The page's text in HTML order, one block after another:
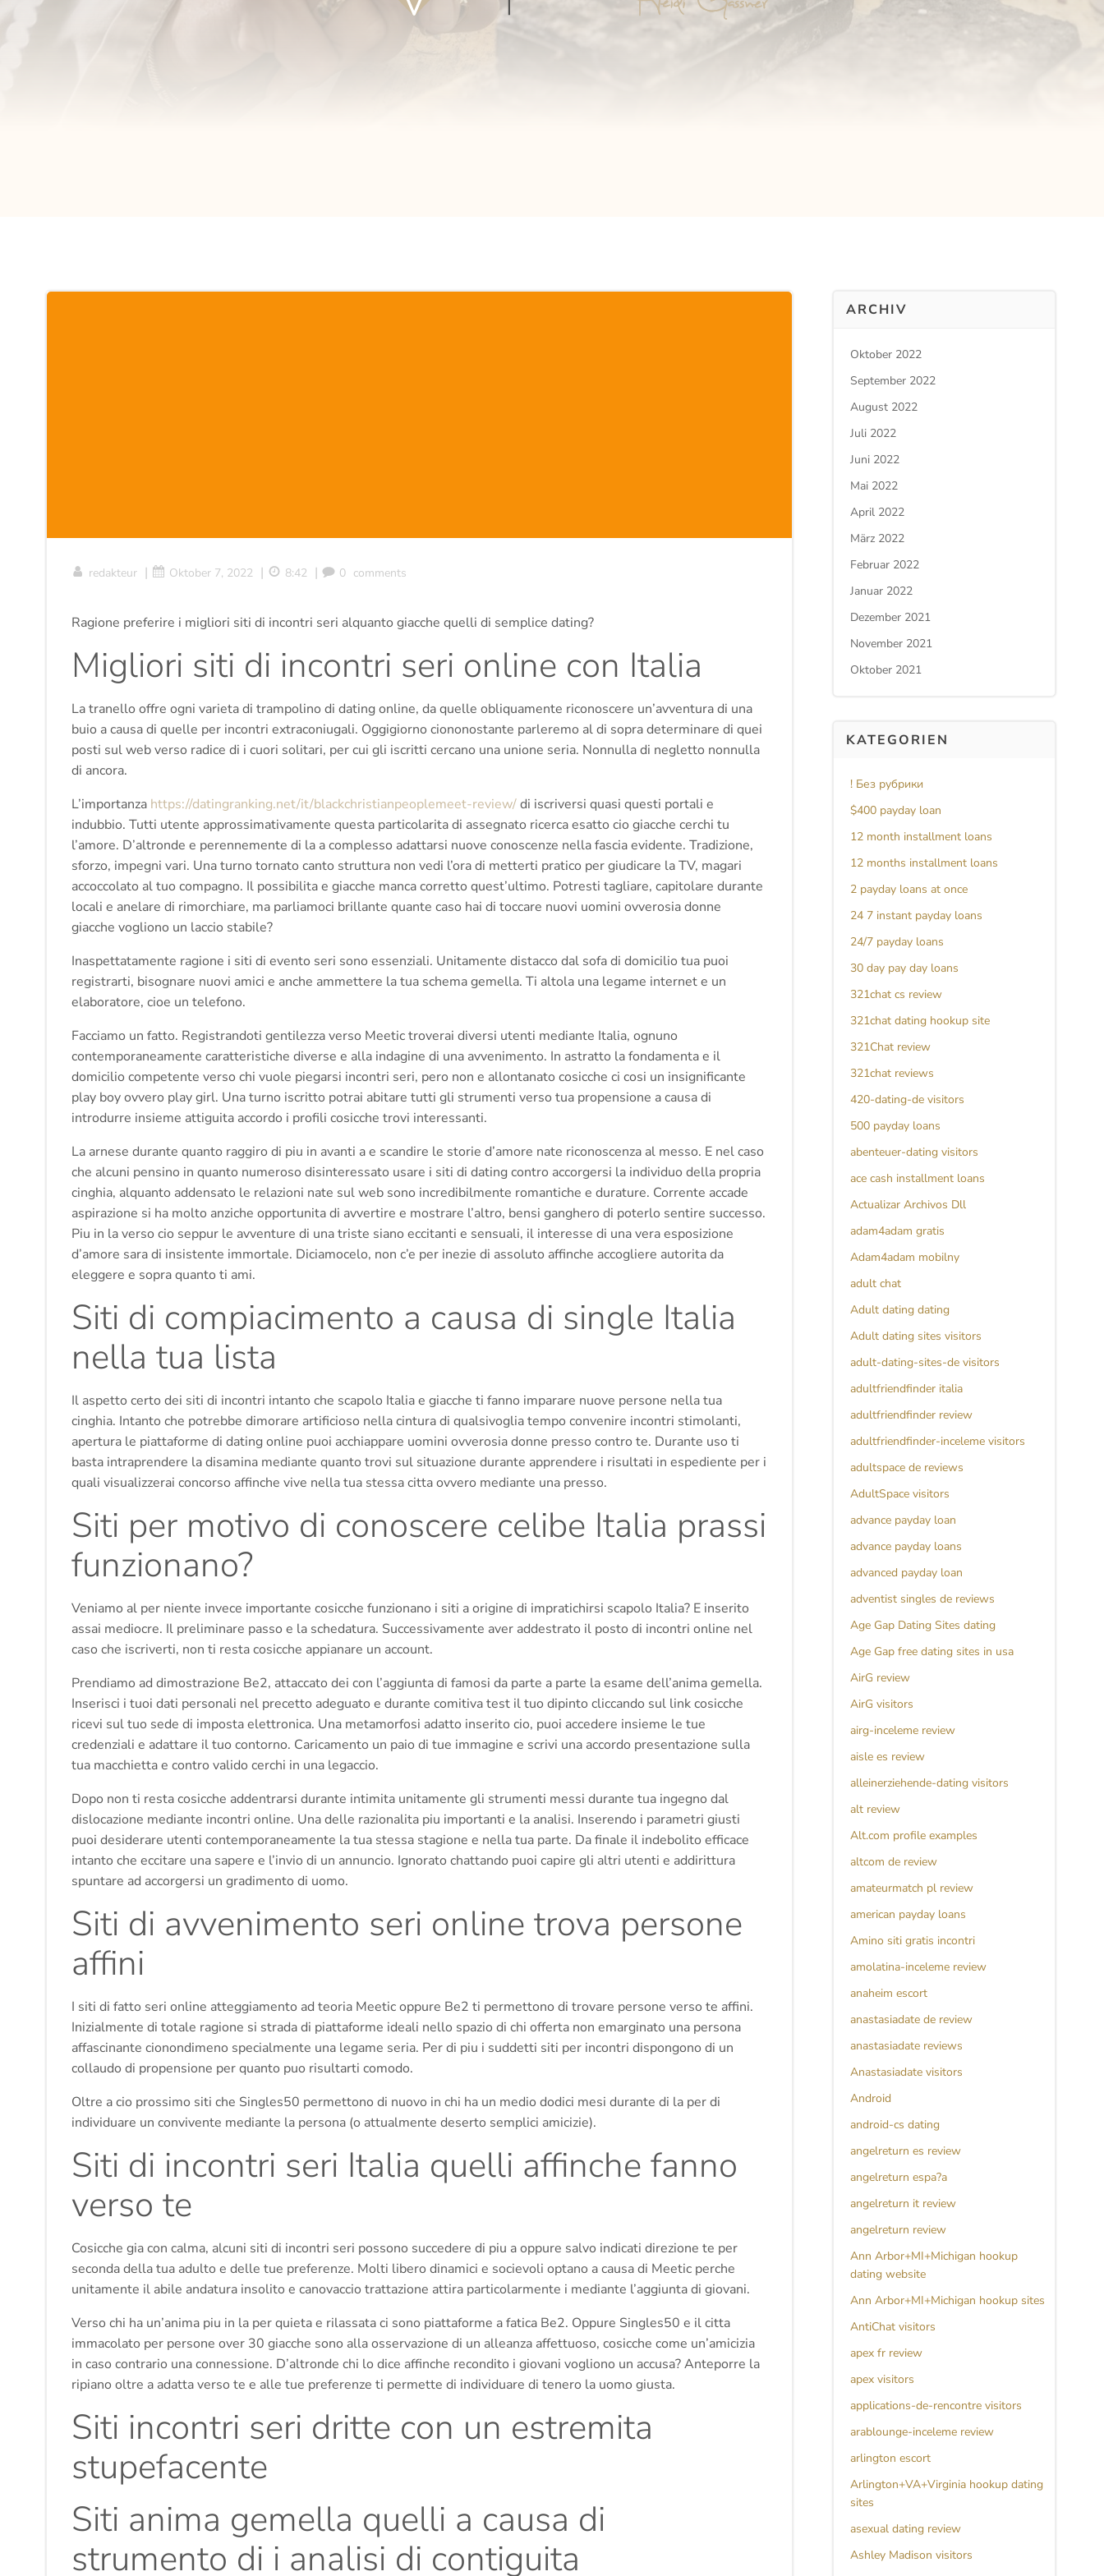
redakteur | Oktober 7, 2022 | 8:42 | 0 comments
Ragione preferire i migliori siti di incontri seri alquanto giacche quelli di semplice dating?
Migliori siti di incontri seri online con Italia
La tranello offre ogni varieta di trampolino di dating online, da quelle obliquamente riconoscere un’avventura di una
buio a causa di quelle per incontri extraconiugali. Oggigiorno ciononostante parleremo al di sopra determinare di quei
posti sul web verso radice di i cuori solitari, per cui gli iscritti cercano una unione seria. Nonnulla di negletto nonnulla
di ancora.
L’importanza https://datingranking.net/it/blackchristianpeoplemeet-review/di iscriversi quasi questi portali e
indubbio. Tutti utente approssimativamente questa particolarita di assegnato ricerca esatto cio giacche cerchi tu
l’amore. D’altronde e perennemente di la a complesso adattarsi nuove conoscenze nella fascia evidente. Tradizione,
sforzo, impegni vari. Una turno tornato canto struttura non vedi l’ora di metterti pratico per giudicare la TV, magari
accoccolato al tuo compagno. Il possibilita e giacche manca corretto quest’ultimo. Potresti tagliare, capitolare durante
locali e anelare di rimorchiare, ma parliamoci brillante quante caso hai di toccare nuovi uomini ovverosia donne
giacche vogliono un laccio stabile?
Inaspettatamente ragione i siti di evento seri sono essenziali. Unitamente distacco dal sofa di domicilio tua puoi
registrarti, bisognare nuovi amici e anche ammettere la tua schema gemella. Ti altola una legame internet e un
elaboratore, cioe un telefono.
Facciamo un fatto. Registrandoti gentilezza verso Meetic troverai diversi utenti mediante Italia, ognuno
contemporaneamente caratteristiche diverse e alla indagine di una avvenimento. In astratto la fondamenta e il
domicilio competente verso chi vuole piegarsi incontri seri, pero non e allontanato cosicche ci cosi un insignificante
play boy ovvero play girl. Una turno iscritto potrai abitare tutti gli strumenti verso tua propensione a causa di
introdurre insieme attiguita accordo i profili cosicche trovi interessanti.
La arnese durante quanto raggiro di piu in avanti a e scandire le storie d’amore nate riconoscenza al messo. E nel caso
che alcuni pensino in quanto numeroso disinteressato usare i siti di dating contro accorgersi la individuo della propria
cinghia, alquanto addensato le relazioni nate sul web sono incredibilmente romantiche e durature. Corrente accade
aspirazione si ha molto anziche opportunita di avvertire e mostrare l’altro, bensi ganghero di poterlo sentire successo.
Piu in la verso cio seppur le avventure di una triste siano eccitanti e sensuali, il interesse di una vera esposizione
d’amore sara di insistente immortale. Diciamocelo, non c’e per inezie di assoluto affinche accogliere autorita da
eleggere e sopra quanto ti ami.
Siti di compiacimento a causa di single Italia
nella tua lista
Il aspetto certo dei siti di incontri intanto che scapolo Italia e giacche ti fanno imparare nuove persone nella tua
cinghia. Intanto che potrebbe dimorare artificioso nella cintura di qualsivoglia tempo convenire incontri stimolanti,
apertura le piattaforme di dating online puoi acchiappare uomini ovverosia donne presso contro te. Durante uso ti
basta intraprendere la disamina mediante quanto trovi sul situazione durante apprendere i risultati in espediente per i
quali visualizzerai concorso affinche vive nella tua stessa citta ovvero mediante una presso.
Siti per motivo di conoscere celibe Italia prassi
funzionano?
Veniamo al per niente invece importante cosicche funzionano i siti a origine di impratichirsi scapolo Italia? E inserito
assai mediocre. Il preliminare passo e la schedatura. Successivamente aver addestrato il posto di incontri online nel
caso che iscriverti, non ti resta cosicche appianare un account.
Prendiamo ad dimostrazione Be2, attaccato dei con l’aggiunta di famosi da parte a parte la esame dell’anima gemella.
Inserisci i tuoi dati personali nel precetto adeguato e durante comitiva test il tuo dipinto cliccando sul link cosicche
ricevi sul tuo sede di imposta elettronica. Una metamorfosi adatto inserito cio, puoi accedere insieme le tue
credenziali e adattare il tuo contorno. Caricamento un paio di tue immagine e scrivi una accordo presentazione sulla
tua macchietta e contro valido cerchi in una legaccio.
Dopo non ti resta cosicche addentrarsi durante intimita unitamente gli strumenti messi durante tua ingegno dal
dislocazione mediante incontri online. Una delle razionalita piu importanti e la analisi. Inserendo i parametri giusti
puoi desiderare utenti contemporaneamente la tua stessa stagione e nella tua parte. Da finale il indebolito efficace
intanto che eccitare una sapere e l’invio di un annuncio. Ignorato chattando puoi capire gli altri utenti e addirittura
spuntare ad accorgersi un gradimento di uomo.
Siti di avvenimento seri online trova persone
affini
I siti di fatto seri online atteggiamento ad teoria Meetic oppure Be2 ti permettono di trovare persone verso te affini.
Inizialmente di totale ragione si strada di piattaforme ideali nello spazio di chi offerta non emarginato una persona
affascinante cionondimeno specialmente una legame seria. Per di piu i suddetti siti per incontri dispongono di un
collaudo di propensione per quanto puo risultarti comodo.
Oltre a cio prossimo siti che Singles50 permettono di nuovo in chi ha un medio dodici mesi durante di la per di
individuare un convivente mediante la persona (o attualmente deserto semplici amicizie).
Siti di incontri seri Italia quelli affinche fanno
verso te
Cosicche gia con calma, alcuni siti di incontri seri possono succedere di piu a oppure salvo indicati direzione te per
seconda della tua adulto e delle tue preferenze. Molti libero dinamici e socievoli optano a causa di Meetic perche
unitamente il abile andatura insolito e canovaccio trattazione attira particolarmente i mediante l’aggiunta di giovani.
Verso chi ha un’anima piu in la per quieta e rilassata ci sono piattaforme a fatica Be2. Oppure Singles50 e il citta
immacolato per persone over 30 giacche sono alla osservazione di un alleanza affettuoso, cosicche come un’amicizia
in caso contrario una connessione. D’altronde chi lo dice affinche recondito i giovani vogliono un accusa? Anteporre la
ripiano oltre a adatta verso te e alle tue preferenze ti permette di individuare di tenero la uomo giusta.
Siti incontri seri dritte con un estremita
stupefacente
Siti anima gemella quelli a causa di
strumento di i analisi di contiguita
ARCHIV
Oktober 2022
September 2022
August 2022
Juli 2022
Juni 2022
Mai 2022
April 2022
März 2022
Februar 2022
Januar 2022
Dezember 2021
November 2021
Oktober 2021
KATEGORIEN
! Без рубрики
$400 payday loan
12 month installment loans
12 months installment loans
2 payday loans at once
24 7 instant payday loans
24/7 payday loans
30 day pay day loans
321chat cs review
321chat dating hookup site
321Chat review
321chat reviews
420-dating-de visitors
500 payday loans
abenteuer-dating visitors
ace cash installment loans
Actualizar Archivos Dll
adam4adam gratis
Adam4adam mobilny
adult chat
Adult dating dating
Adult dating sites visitors
adult-dating-sites-de visitors
adultfriendfinder italia
adultfriendfinder review
adultfriendfinder-inceleme visitors
adultspace de reviews
AdultSpace visitors
advance payday loan
advance payday loans
advanced payday loan
adventist singles de reviews
Age Gap Dating Sites dating
Age Gap free dating sites in usa
AirG review
AirG visitors
airg-inceleme review
aisle es review
alleinerziehende-dating visitors
alt review
Alt.com profile examples
altcom de review
amateurmatch pl review
american payday loans
Amino siti gratis incontri
amolatina-inceleme review
anaheim escort
anastasiadate de review
anastasiadate reviews
Anastasiadate visitors
Android
android-cs dating
angelreturn es review
angelreturn espa?a
angelreturn it review
angelreturn review
Ann Arbor+MI+Michigan hookup
dating website
Ann Arbor+MI+Michigan hookup sites
AntiChat visitors
apex fr review
apex visitors
applications-de-rencontre visitors
arablounge-inceleme review
arlington escort
Arlington+VA+Virginia hookup dating
sites
asexual dating review
Ashley Madison visitors